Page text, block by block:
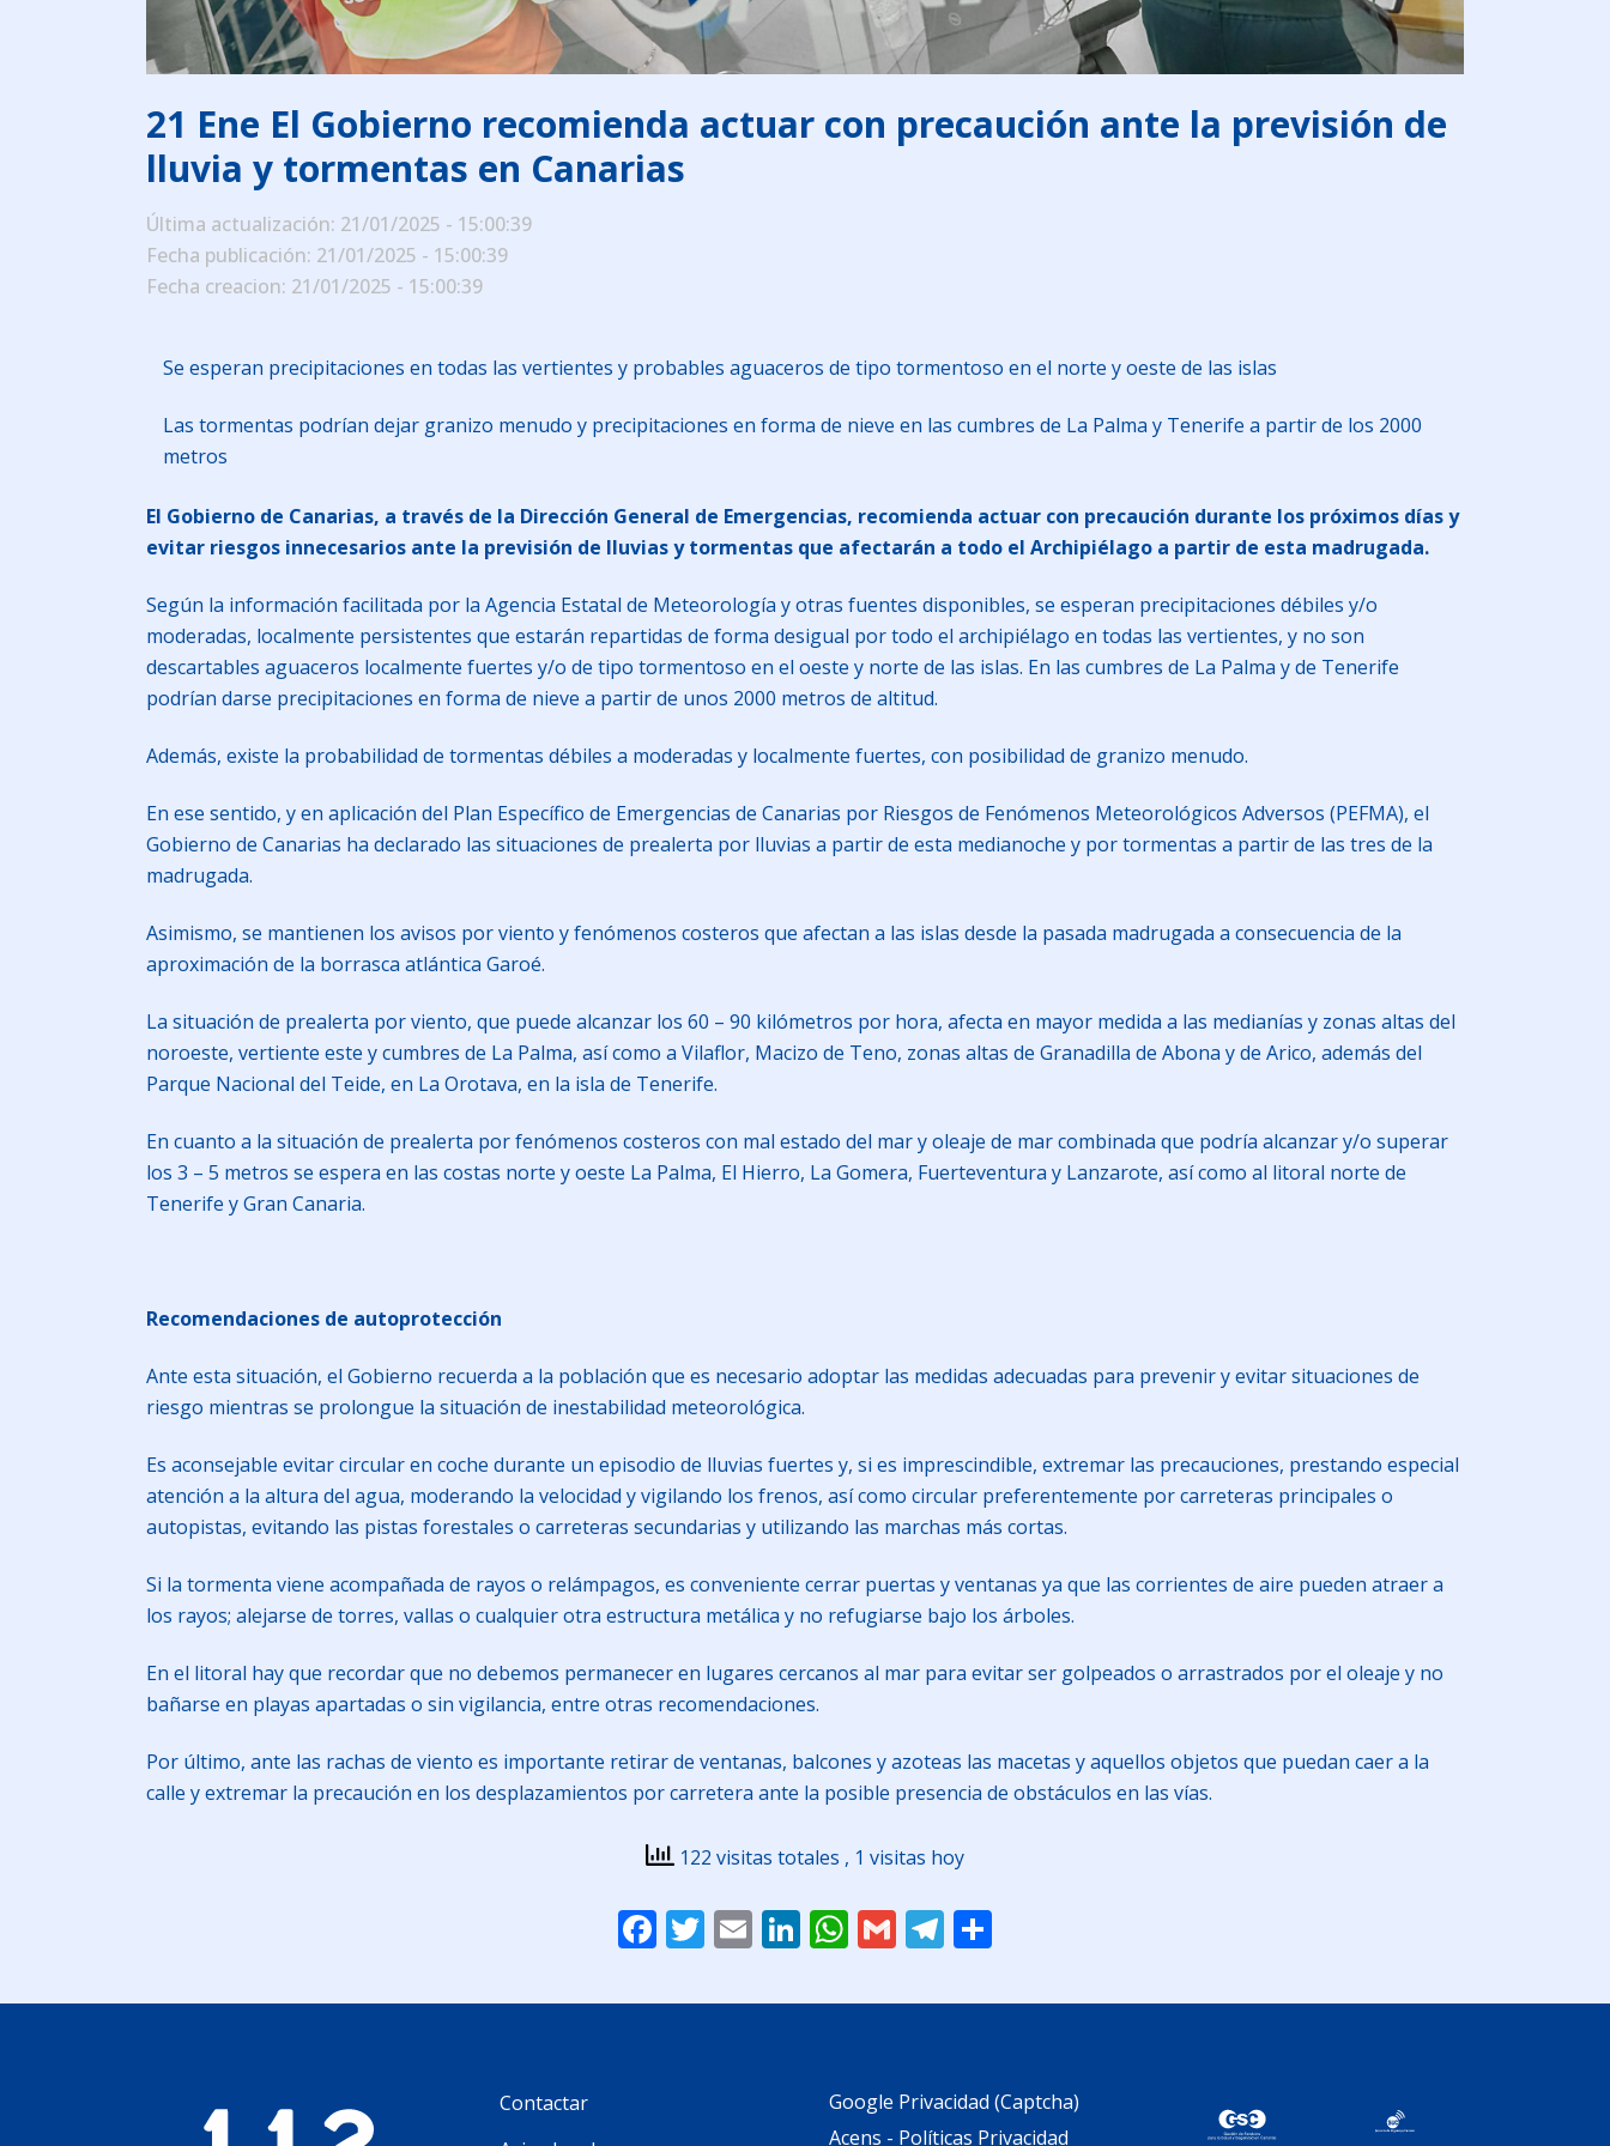
21 Ene El Gobierno recomienda actuar con precaución ante la previsión de
lluvia y tormentas en Canarias
Última actualización: 21/01/2025 - 15:00:39
Fecha publicación: 21/01/2025 - 15:00:39
Fecha creacion: 21/01/2025 - 15:00:39
Se esperan precipitaciones en todas las vertientes y probables aguaceros de tipo tormentoso en el norte y oeste de las islas
Las tormentas podrían dejar granizo menudo y precipitaciones en forma de nieve en las cumbres de La Palma y Tenerife a partir de los 2000
metros
El Gobierno de Canarias, a través de la Dirección General de Emergencias, recomienda actuar con precaución durante los próximos días y
evitar riesgos innecesarios ante la previsión de lluvias y tormentas que afectarán a todo el Archipiélago a partir de esta madrugada.
Según la información facilitada por la Agencia Estatal de Meteorología y otras fuentes disponibles, se esperan precipitaciones débiles y/o
moderadas, localmente persistentes que estarán repartidas de forma desigual por todo el archipiélago en todas las vertientes, y no son
descartables aguaceros localmente fuertes y/o de tipo tormentoso en el oeste y norte de las islas. En las cumbres de La Palma y de Tenerife
podrían darse precipitaciones en forma de nieve a partir de unos 2000 metros de altitud.
Además, existe la probabilidad de tormentas débiles a moderadas y localmente fuertes, con posibilidad de granizo menudo.
En ese sentido, y en aplicación del Plan Específico de Emergencias de Canarias por Riesgos de Fenómenos Meteorológicos Adversos (PEFMA), el
Gobierno de Canarias ha declarado las situaciones de prealerta por lluvias a partir de esta medianoche y por tormentas a partir de las tres de la
madrugada.
Asimismo, se mantienen los avisos por viento y fenómenos costeros que afectan a las islas desde la pasada madrugada a consecuencia de la
aproximación de la borrasca atlántica Garoé.
La situación de prealerta por viento, que puede alcanzar los 60 – 90 kilómetros por hora, afecta en mayor medida a las medianías y zonas altas del
noroeste, vertiente este y cumbres de La Palma, así como a Vilaflor, Macizo de Teno, zonas altas de Granadilla de Abona y de Arico, además del
Parque Nacional del Teide, en La Orotava, en la isla de Tenerife.
En cuanto a la situación de prealerta por fenómenos costeros con mal estado del mar y oleaje de mar combinada que podría alcanzar y/o superar
los 3 – 5 metros se espera en las costas norte y oeste La Palma, El Hierro, La Gomera, Fuerteventura y Lanzarote, así como al litoral norte de
Tenerife y Gran Canaria.
Recomendaciones de autoprotección
Ante esta situación, el Gobierno recuerda a la población que es necesario adoptar las medidas adecuadas para prevenir y evitar situaciones de
riesgo mientras se prolongue la situación de inestabilidad meteorológica.
Es aconsejable evitar circular en coche durante un episodio de lluvias fuertes y, si es imprescindible, extremar las precauciones, prestando especial
atención a la altura del agua, moderando la velocidad y vigilando los frenos, así como circular preferentemente por carreteras principales o
autopistas, evitando las pistas forestales o carreteras secundarias y utilizando las marchas más cortas.
Si la tormenta viene acompañada de rayos o relámpagos, es conveniente cerrar puertas y ventanas ya que las corrientes de aire pueden atraer a
los rayos; alejarse de torres, vallas o cualquier otra estructura metálica y no refugiarse bajo los árboles.
En el litoral hay que recordar que no debemos permanecer en lugares cercanos al mar para evitar ser golpeados o arrastrados por el oleaje y no
bañarse en playas apartadas o sin vigilancia, entre otras recomendaciones.
Por último, ante las rachas de viento es importante retirar de ventanas, balcones y azoteas las macetas y aquellos objetos que puedan caer a la
calle y extremar la precaución en los desplazamientos por carretera ante la posible presencia de obstáculos en las vías.
122 visitas totales , 1 visitas hoy
Facebook
Twitter
EmailLinkedIn
WhatsApp
GmailTelegram
Contactar
Google Privacidad (Captcha)
Acens - Políticas Privacidad